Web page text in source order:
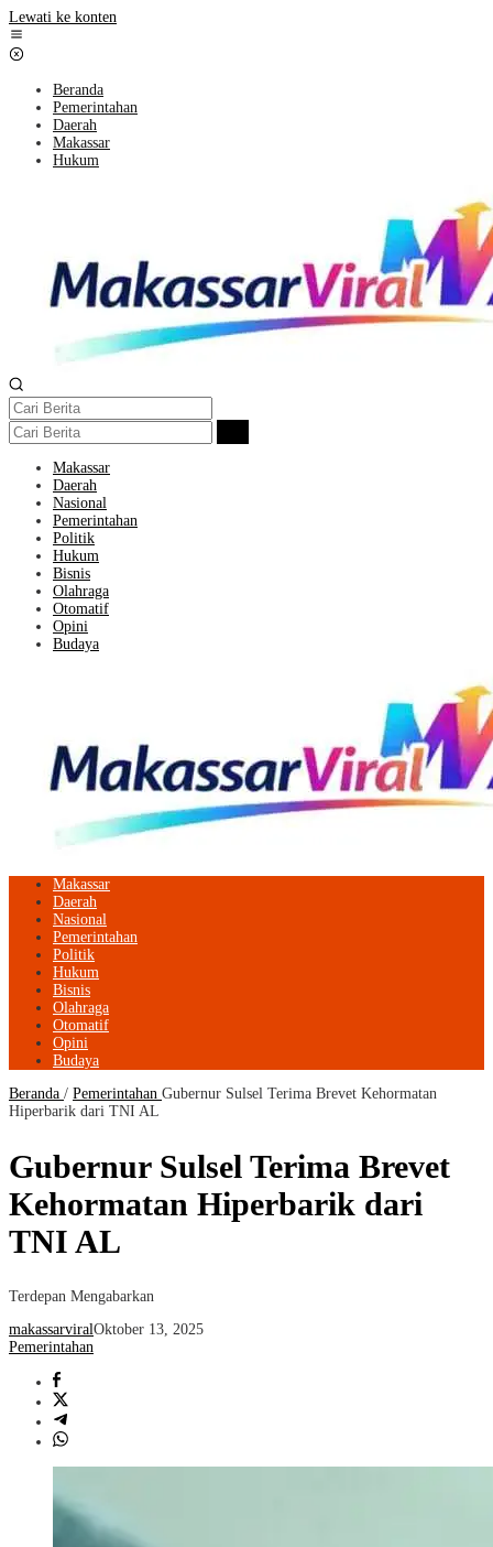
Lewati ke konten
Beranda
Pemerintahan
Daerah
Makassar
Hukum
Makassar
Daerah
Nasional
Pemerintahan
Politik
Hukum
Bisnis
Olahraga
Otomatif
Opini
Budaya
Makassar
Daerah
Nasional
Pemerintahan
Politik
Hukum
Bisnis
Olahraga
Otomatif
Opini
Budaya
Beranda / Pemerintahan Gubernur Sulsel Terima Brevet Kehormatan
Hiperbarik dari TNI AL
Gubernur Sulsel Terima Brevet
Kehormatan Hiperbarik dari
TNI AL
Terdepan Mengabarkan
makassarviralOktober 13, 2025
Pemerintahan